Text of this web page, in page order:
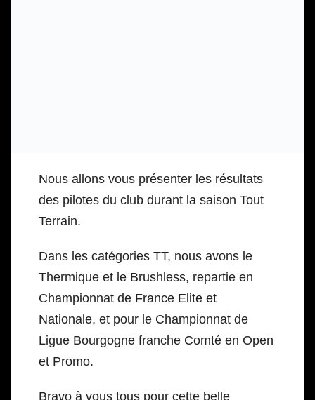
Nous allons vous présenter les résultats
des pilotes du club durant la saison Tout
Terrain.
Dans les catégories TT, nous avons le
Thermique et le Brushless, repartie en
Championnat de France Elite et
Nationale, et pour le Championnat de
Ligue Bourgogne franche Comté en Open
et Promo.
Bravo à vous tous pour cette belle